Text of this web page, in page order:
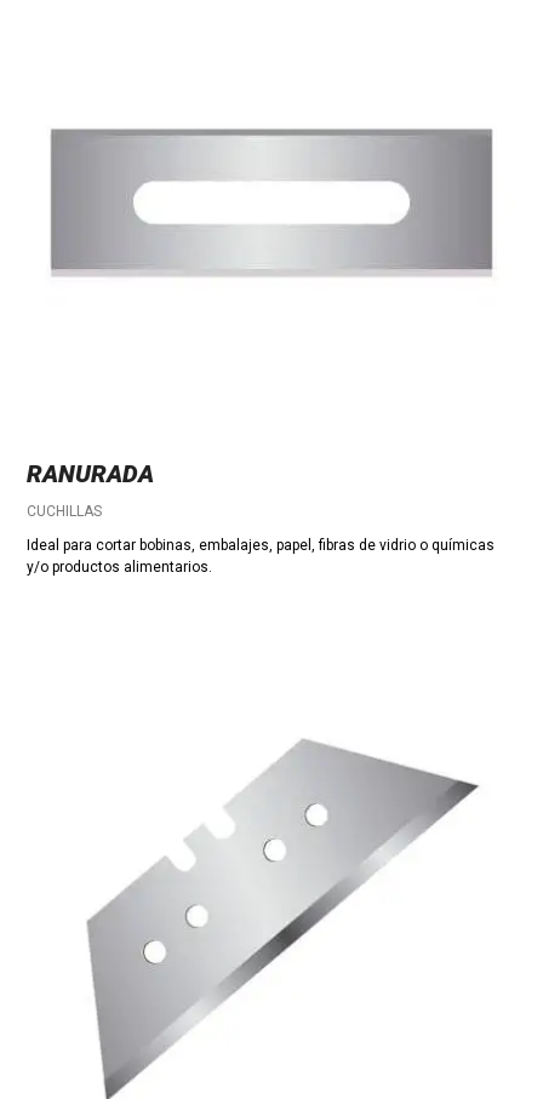
RANURADA
CUCHILLAS
Ideal para cortar bobinas, embalajes, papel, fibras de vidrio o químicas
y/o productos alimentarios.